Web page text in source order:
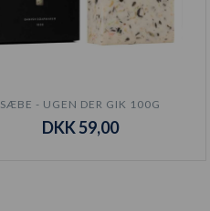
SÆBE - UGEN DER GIK 100G
DKK 59,00